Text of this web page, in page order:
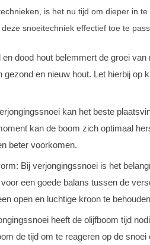
is het nu tijd om dieper in
snoeitechniek effectief toe te
dood hout belemmert de groei
gezond en nieuw hout. Let hierbij op
kan het beste
kan de boom zich optimaal
beter voorkomen.
Bij verjongingssnoei is het
een goede balans tussen de
open en luchtige kroon te
heeft de olijfboom tijd
de tijd om te reageren op de